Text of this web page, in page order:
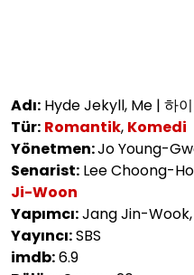
Adı: Hyde Jekyll, Me | 하
Tür: Romantik, Komedi
Yönetmen:Jo Young-
Senarist: Lee Choong-
Ji-Woon
Yapımcı:Jang Jin-
Yayıncı:SBS
imdb:6.9